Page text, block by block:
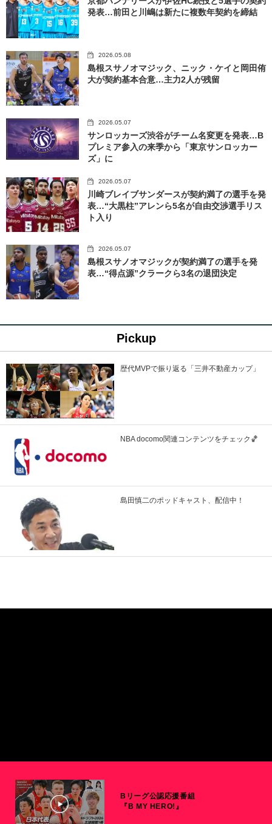
発表…前田と川嶋は新たに複数年契約を締結
2026.05.08
島根スサノオマジック、ニック・ケイと岡田侑
大が契約基本合意…主力2人が残留
2026.05.07
サンロッカーズ渋谷がチーム名変更を発表…B
プレミア参入の来季から「東京サンロッカー
ズ」に
2026.05.07
川崎ブレイブサンダースが契約満了の選手を発
表…“大黒柱”アレンら5名が自由交渉選手リス
ト入り
2026.05.07
島根スサノオマジックが契約満了の選手を発
表…“得点源”クラークら3名の退団決定
Pickup
歴代MVPで振り返る「三井不動産カップ」
NBA docomo関連コンテンツをチェック🏀
島田慎二のポッドキャスト、配信中！
Bリーグ公認応援番組
『B MY HERO!』